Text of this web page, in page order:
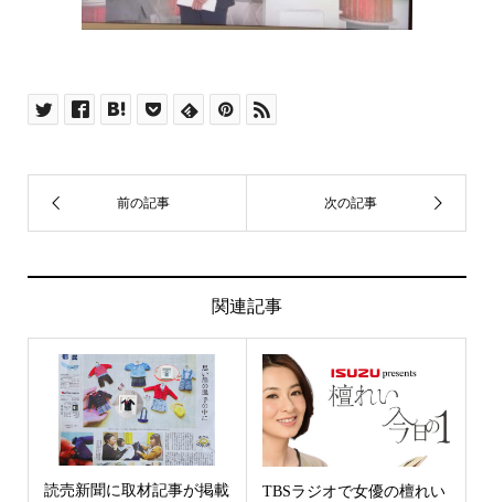
思い出アフレームは、お子さまの制服・園服・保育園
お子様の思い出を額に入れてインテリアにしてお届け
関連記事
読売新聞に取材記事が掲載
TBSラジオで女優の檀れい